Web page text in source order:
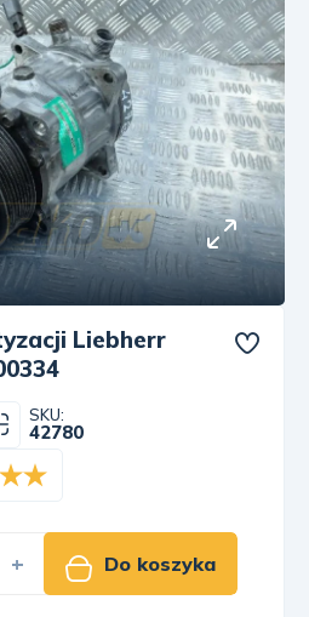
Liebherr
SKU:
42780
+ Do koszyka